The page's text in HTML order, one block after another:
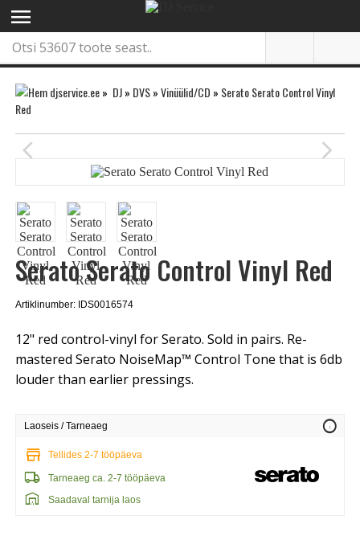
menu
» DJ» DVS»Vinüülid/CD » Serato Serato Control Vinyl
Red
arrow_back_ios arrow_forward_ios
Serato Serato Control Vinyl Red
Artiklinumber: IDS0016574
12" red control-vinyl for Serato. Sold in pairs. Re-
mastered Serato NoiseMap™ Control Tone that is 6db
louder than earlier pressings.
Laoseis / Tarneaeg info
store Tellides 2-7 tööpäeva
local_shipping Tarneaeg ca. 2-7 tööpäeva
warehouse Saadaval tarnija laos